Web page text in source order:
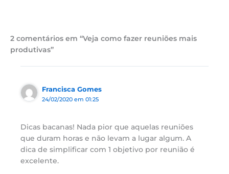
2 comentários em “Veja como fazer reuniões mais
produtivas”
Francisca Gomes
24/02/2020 em 01:25
Dicas bacanas! Nada pior que aquelas reuniões
que duram horas e não levam a lugar algum. A
dica de simplificar com 1 objetivo por reunião é
excelente.